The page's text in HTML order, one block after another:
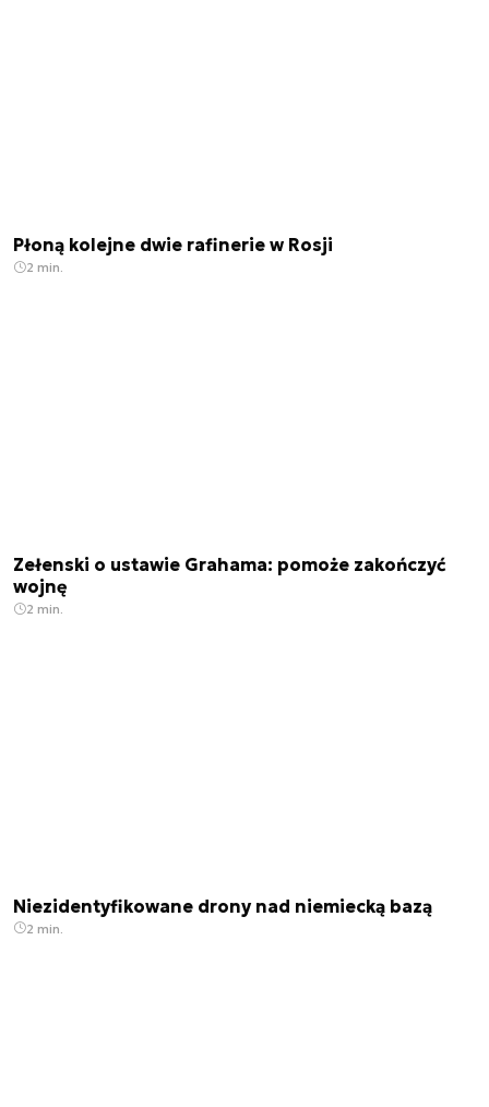
Płoną kolejne dwie rafinerie w Rosji
2 min.
Zełenski o ustawie Grahama: pomoże zakończyć
wojnę
2 min.
Niezidentyfikowane drony nad niemiecką bazą
2 min.